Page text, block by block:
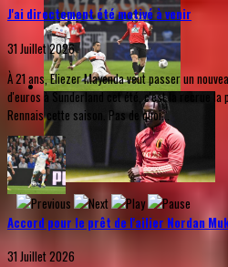
J'ai directement été motivé à venir
31 Juillet 2026
À 21 ans, Eliezer Mayenda veut passer un
d'euros à Sunderland cet été, c'est la recrue la
Rennais cette saison. Pas de quoi...
Accord pour le prêt de l'ailier Nordan
31 Juillet 2026